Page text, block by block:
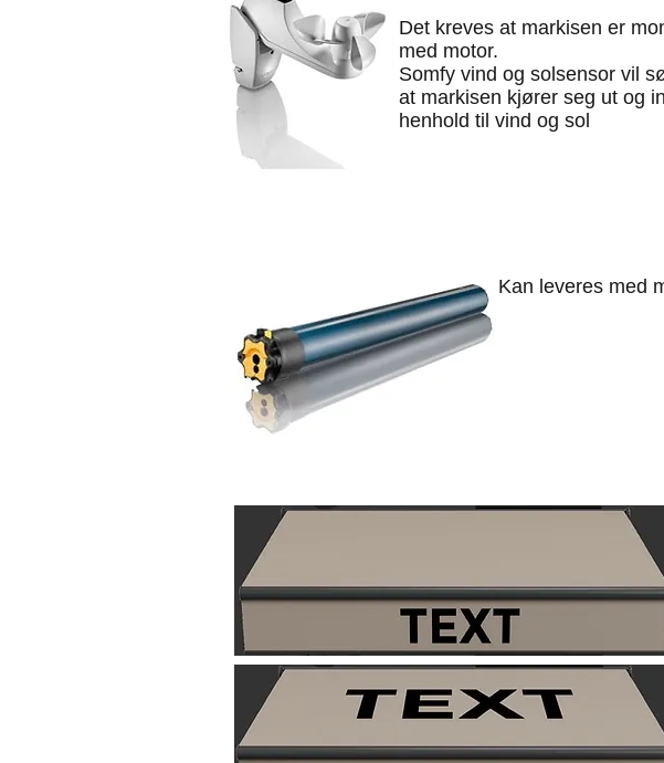
Det kreves at markisen er
med motor.
Somfy vind og solsensor vil
at markisen kjører seg ut og
henhold til vind og sol
Kan leveres med